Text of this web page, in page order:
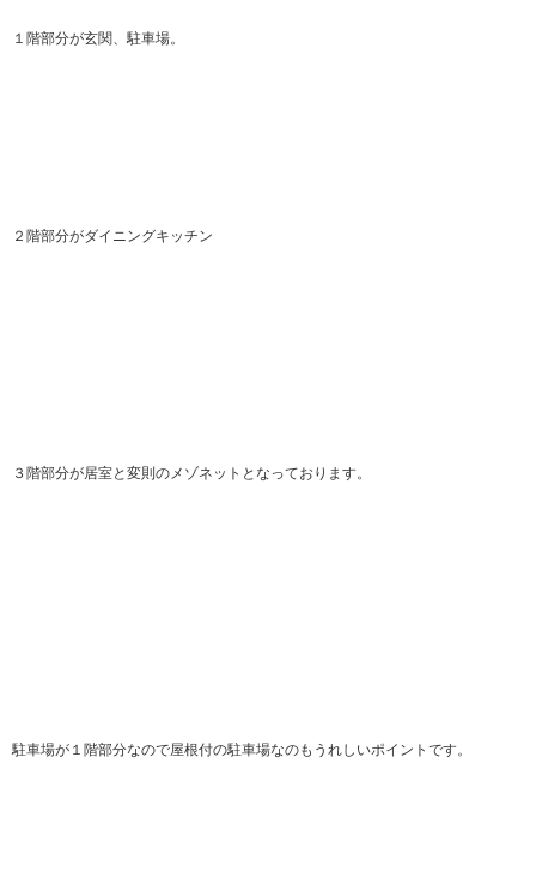
１階部分が玄関、駐車場。
２階部分がダイニングキッチン
３階部分が居室と変則のメゾネットとなっております。
駐車場が１階部分なので屋根付の駐車場なのもうれしいポイントです。